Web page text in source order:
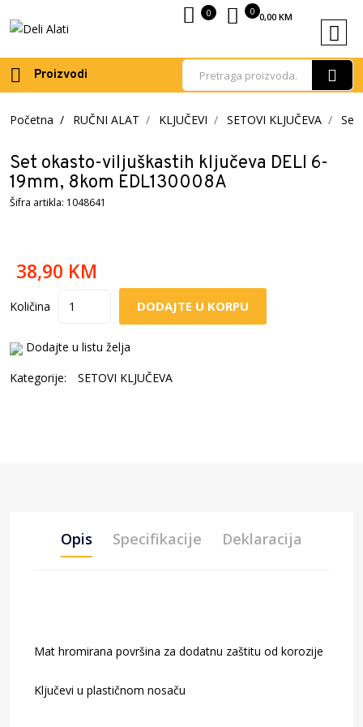
Proizvodi
0 0,00 KM
0
Početna RUČNI ALAT KLJUČEVI SETOVI KLJUČEVA Set
Set okasto-viljuškastih ključeva DELI 6-
19mm, 8kom EDL130008A
Šifra artikla: 1048641
38,90 KM
Količina DODAJTE U KORPU
Dodajte u listu želja
Kategorije:
SETOVI KLJUČEVA
Opis Specifikacije Deklaracija
Mat hromirana površina za dodatnu zaštitu od korozije
Ključevi u plastičnom nosaču